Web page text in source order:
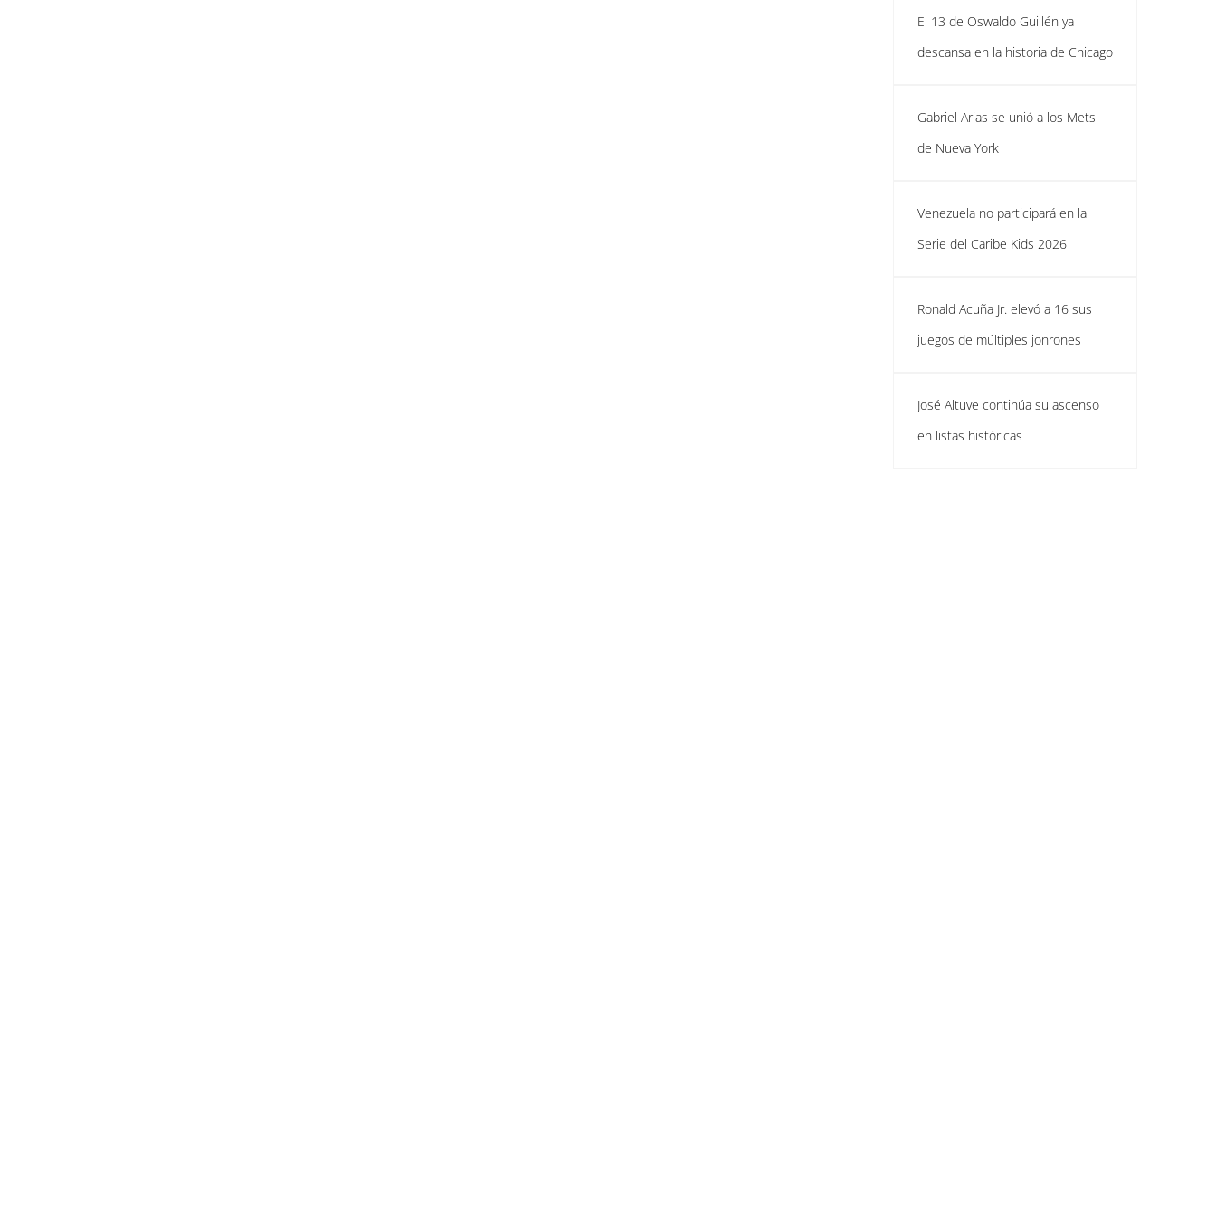
El 13 de Oswaldo Guillén ya
descansa en la historia de Chicago
Gabriel Arias se unió a los Mets
de Nueva York
Venezuela no participará en la
Serie del Caribe Kids 2026
Ronald Acuña Jr. elevó a 16 sus
juegos de múltiples jonrones
José Altuve continúa su ascenso
en listas históricas